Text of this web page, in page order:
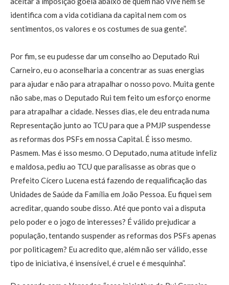
identifica com a vida cotidiana da capital nem com os
sentimentos, os valores e os costumes de sua gente”.
Por fim, se eu pudesse dar um conselho ao Deputado Rui
Carneiro, eu o aconselharia a concentrar as suas energias
para ajudar e não para atrapalhar o nosso povo. Muita gente
não sabe, mas o Deputado Rui tem feito um esforço enorme
para atrapalhar a cidade. Nesses dias, ele deu entrada numa
Representação junto ao TCU para que a PMJP suspendesse
as reformas dos PSFs em nossa Capital. É isso mesmo.
Pasmem. Mas é isso mesmo. O Deputado, numa atitude infeliz
e maldosa, pediu ao TCU que paralisasse as obras que o
Prefeito Cícero Lucena está fazendo de requalificação das
Unidades de Saúde da Família em João Pessoa. Eu fiquei sem
acreditar, quando soube disso. Até que ponto vai a disputa
pelo poder e o jogo de interesses? É válido prejudicar a
população, tentando suspender as reformas dos PSFs apenas
por politicagem? Eu acredito que, além não ser válido, esse
tipo de iniciativa, é insensível, é cruel e é mesquinha”.